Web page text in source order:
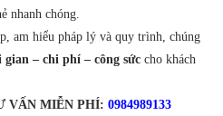
nhanh chóng.
am hiểu pháp lý và quy trình, chúng
– chi phí – công sức cho khách
VẤN MIỄN PHÍ: 0984989133